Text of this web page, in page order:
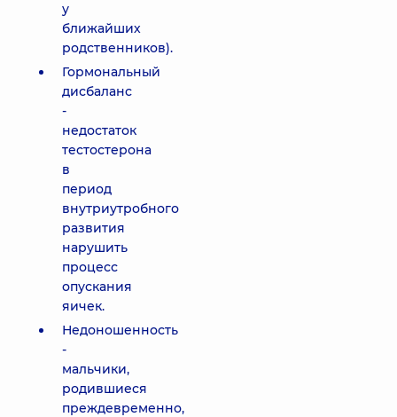
у
ближайших
родственников).
Гормональный
дисбаланс
-
недостаток
тестостерона
в
период
внутриутробного
развития
нарушить
процесс
опускания
яичек.
Недоношенность
-
мальчики,
родившиеся
преждевременно,